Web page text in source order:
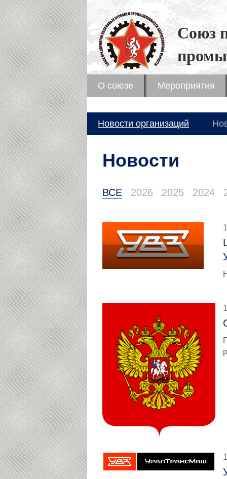
Союз
О союзе Мероприятия
Новости организаций
Новости
ВСЕ 2026 2025 2024